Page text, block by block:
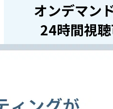
オンデマン
24時間視聴